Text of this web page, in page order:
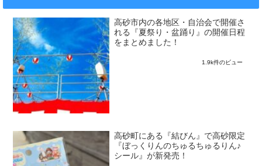
高砂市内の各地区・自治会で開催さ
れる『夏祭り・盆踊り』の開催日程
をまとめました！
1.9k件のビュー
高砂町にある『結びん』で高砂限定
『ぼっくりんのちゅるちゅるりん♪
シール』が新発売！